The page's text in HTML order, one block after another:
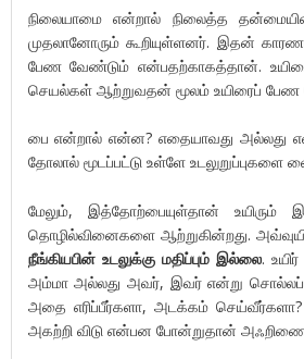
நிலையாமை என்றால் நிலைத்த
முதலானோரும் கூறியுள்ளனர். இதன்
பேண வேண்டும் என்பதற்காகத்தான்.
செயல்கள் ஆற்றுவதன் மூலம் உயிரைப்
பை என்றால் என்ன? எதையாவது அல்லது
தோலால் மூடப்பட்டு உள்ளே உடலுறுப்புகளை
மேலும், இத்தோற்பையுள்தான் உயிரும்
தொழில்வினைகளை ஆற்றுகின்றது.
நீங்கியபின் உடலுக்கு மதிப்பும் இல்லை.
அம்மா அல்லது அவர், இவர் என்று
அதை எரிப்பீர்களா, அடக்கம்
அகற்றி விடு என்பன போன்றுதான்